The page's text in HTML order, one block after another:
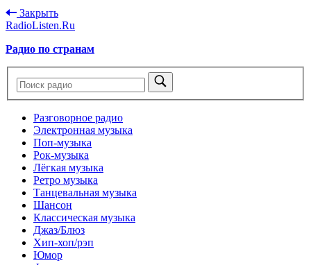
Закрыть
RadioListen.Ru
Радио по странам
Разговорное радио
Электронная музыка
Поп-музыка
Рок-музыка
Лёгкая музыка
Ретро музыка
Танцевальная музыка
Шансон
Классическая музыка
Джаз/Блюз
Хип-хоп/рэп
Юмор